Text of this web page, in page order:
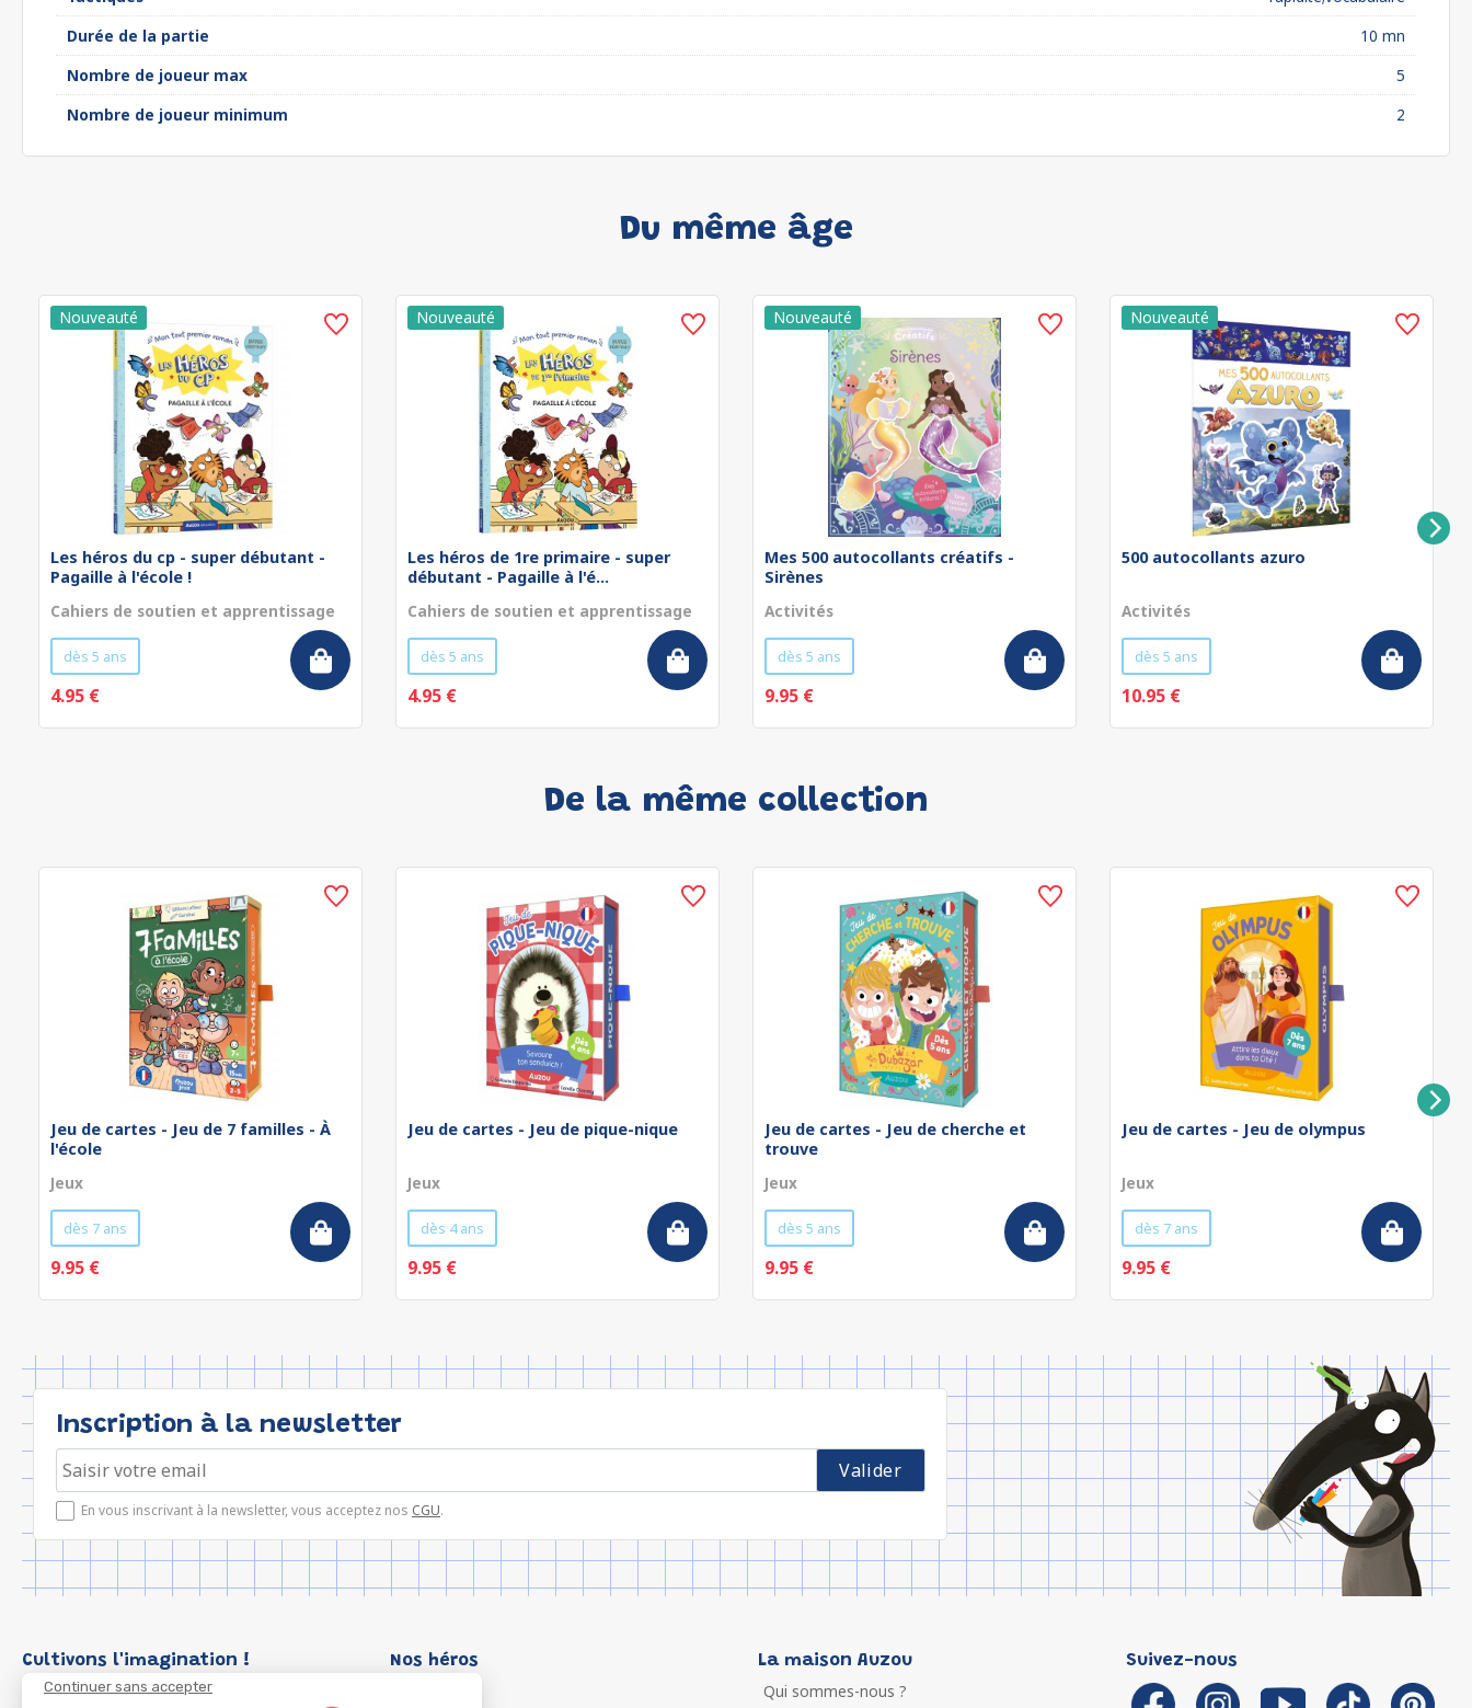
Continuer sans accepter
Durée de la partie
10 mn
Nombre de joueur max
5
Nombre de joueur minimum
2
Du même âge
Les héros du cp - super débutant -
Pagaille à l'école !
Cahiers de soutien et apprentissage
dès 5 ans
4.95 €
Les héros de 1re primaire - super
débutant - Pagaille à l'é...
Cahiers de soutien et apprentissage
dès 5 ans
4.95 €
Mes 500 autocollants créatifs -
Sirènes
Activités
dès 5 ans
9.95 €
500 autocollants azuro
Activités
dès 5 ans
10.95 €
De la même collection
Jeu de cartes - Jeu de 7 familles - À
l'école
Jeux
dès 7 ans
9.95 €
Jeu de cartes - Jeu de pique-nique
Jeux
dès 4 ans
9.95 €
Jeu de cartes - Jeu de cherche et
trouve
Jeux
dès 5 ans
9.95 €
Jeu de cartes - Jeu de olympus
Jeux
dès 7 ans
9.95 €
Inscription à la newsletter
En vous inscrivant à la newsletter, vous acceptez nos CGU.
Cultivons l'imagination ! Nos héros La maison Auzou
Qui sommes-nous ?
Suivez-nous